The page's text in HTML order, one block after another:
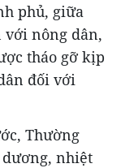
phủ, giữa
với nông dân,
tháo gỡ kịp
đối với
Thường
nhiệt